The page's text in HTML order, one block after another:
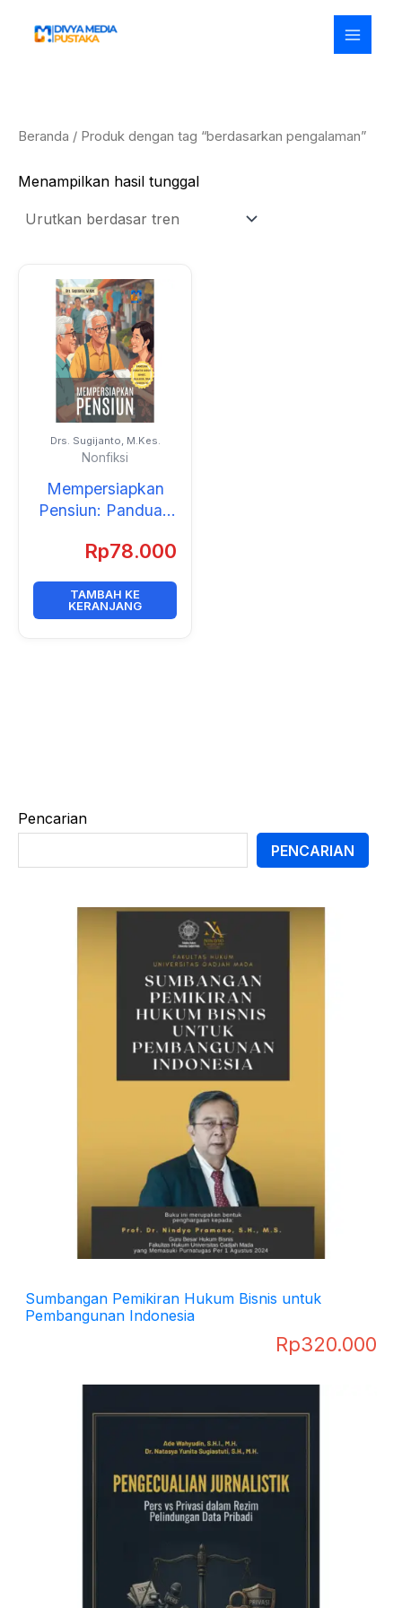
Pencarian
PENCARIAN
Sumbangan Pemikiran Hukum Bisnis untuk
Pembangunan Indonesia
Rp320.000
Beranda / Produk dengan tag “berdasarkan pengalaman”
Menampilkan hasil tunggal
Drs. Sugijanto, M.Kes.
Nonfiksi
Mempersiapkan
Pensiun: Panduan
Sehat, Bahagia,
Rp78.000
TAMBAH KE
KERANJANG